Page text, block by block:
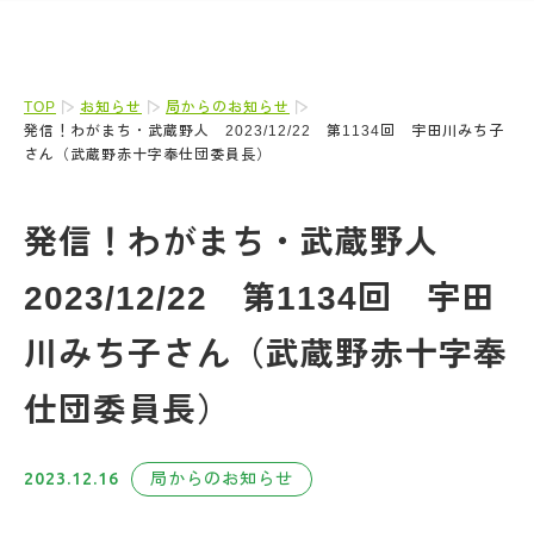
TOP お知らせ
局からのお知らせ
発信！わがまち・武蔵野人 2023/12/22 第1134回 宇田川みち子
さん（武蔵野赤十字奉仕団委員長）
発信！わがまち・武蔵野人
2023/12/22 第1134回 宇田
川みち子さん（武蔵野赤十字奉
仕団委員長）
2023.12.16 局からのお知らせ